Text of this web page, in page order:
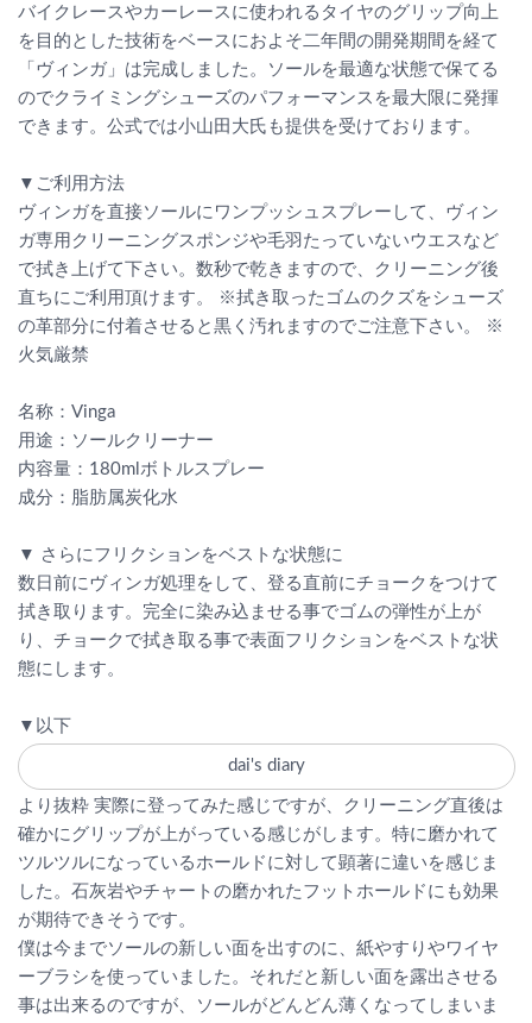
バイクレースやカーレースに使われるタイヤのグリップ向上
を目的とした技術をベースにおよそ二年間の開発期間を経て
「ヴィンガ」は完成しました。ソールを最適な状態で保てる
のでクライミングシューズのパフォーマンスを最大限に発揮
できます。公式では小山田大氏も提供を受けております。
▼ご利用方法
ヴィンガを直接ソールにワンプッシュスプレーして、ヴィン
ガ専用クリーニングスポンジや毛羽たっていないウエスなど
で拭き上げて下さい。数秒で乾きますので、クリーニング後
直ちにご利用頂けます。 ※拭き取ったゴムのクズをシューズ
の革部分に付着させると黒く汚れますのでご注意下さい。 ※
火気厳禁
名称：Vinga
用途：ソールクリーナー
内容量：180mlボトルスプレー
成分：脂肪属炭化水
▼ さらにフリクションをベストな状態に
数日前にヴィンガ処理をして、登る直前にチョークをつけて
拭き取ります。完全に染み込ませる事でゴムの弾性が上が
り、チョークで拭き取る事で表面フリクションをベストな状
態にします。
▼以下
dai's diary
より抜粋実際に登ってみた感じですが、クリーニング直後は
確かにグリップが上がっている感じがします。特に磨かれて
ツルツルになっているホールドに対して顕著に違いを感じま
した。石灰岩やチャートの磨かれたフットホールドにも効果
が期待できそうです。
僕は今までソールの新しい面を出すのに、紙やすりやワイヤ
ーブラシを使っていました。それだと新しい面を露出させる
事は出来るのですが、ソールがどんどん薄くなってしまいま